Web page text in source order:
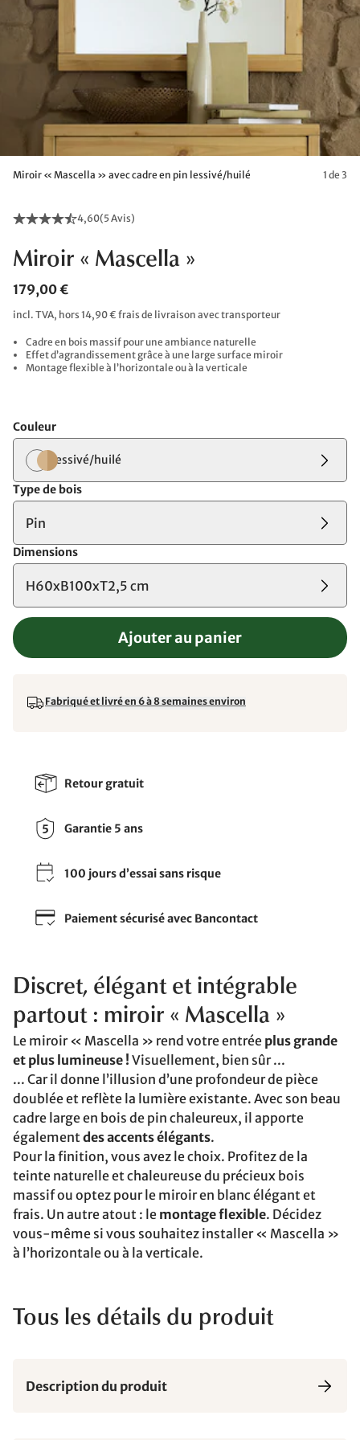
Miroir « Mascella » avec cadre en pin lessivé/huilé 1 de 3
4,60(5 Avis)
Miroir « Mascella »
179,00 €
incl. TVA, hors 14,90 € frais de livraison avec transporteur
Cadre en bois massif pour une ambiance naturelle
Effet d’agrandissement grâce à une large surface miroir
Montage flexible à l’horizontale ou à la verticale
Couleur
lessivé/huilé
Type de bois
Pin
Dimensions
H60xB100xT2,5 cm
Ajouter au panier
Fabriqué et livré en 6 à 8 semaines environ
Retour gratuit
Garantie 5 ans
100 jours d’essai sans risque
Paiement sécurisé avec Bancontact
Discret, élégant et intégrable
partout : miroir « Mascella »
Le miroir « Mascella » rend votre entrée plus grande
et plus lumineuse ! Visuellement, bien sûr ...
... Car il donne l’illusion d’une profondeur de pièce
doublée et reflète la lumière existante. Avec son beau
cadre large en bois de pin chaleureux, il apporte
égalementdes accents élégants.
Pour la finition, vous avez le choix. Profitez de la
teinte naturelle et chaleureuse du précieux bois
massif ou optez pour le miroir en blanc élégant et
frais. Un autre atout : le montage flexible. Décidez
vous-même si vous souhaitez installer « Mascella »
à l’horizontale ou à la verticale.
Tous les détails du produit
Description du produit